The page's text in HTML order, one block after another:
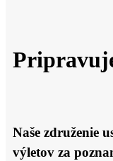
Naše združenie
výletov za